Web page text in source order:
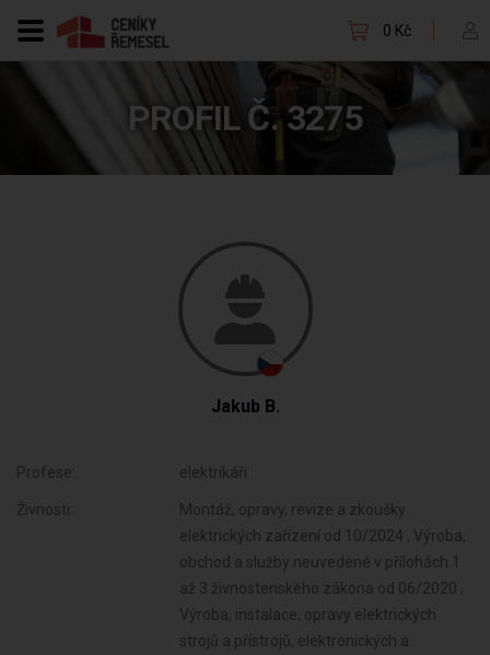
0 Kč
PROFIL Č. 3275
Jakub B.
Profese: elektrikáři
Živnosti:
Montáž, opravy, revize a zkoušky
elektrických zařízení od 10/2024 , Výroba,
obchod a služby neuvedené v přílohách 1
až 3 živnostenského zákona od 06/2020 ,
Výroba, instalace, opravy elektrických
strojů a přístrojů, elektronických a